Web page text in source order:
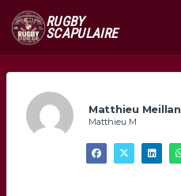
RUGBY
SCAPULAIRE
Matthieu Meillan
Matthieu M